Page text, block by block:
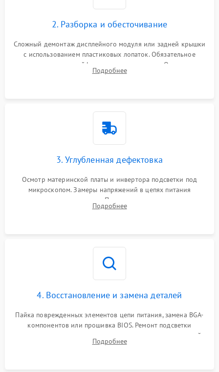
Повреждение внутренних проводов
Механические повреждения
Поломка батареи (если
Неисправность тачпада
1500 ₽ Подробнее →
1000 ₽
Неисправность BIOS 1500 ₽ Подробнее →
2. Разборка и обесточивание
Сложный демонтаж дисплейного модуля или задней крышки
с использованием пластиковых лопаток. Обязательное
отключение шлейфов матрицы и питания. Очистка
массивной системы охлаждения от скопившейся пыли.
Подробнее
3. Углубленная дефектовка
Осмотр материнской платы и инвертора подсветки под
микроскопом. Замеры напряжений в цепях питания
процессора и видеокарты. Проверка состояния жесткого
диска и оперативной памяти с помощью POST-карт и
Подробнее
4. Восстановление и замена деталей
Пайка поврежденных элементов цепи питания, замена BGA-
компонентов или прошивка BIOS. Ремонт подсветки
матрицы, замена неисправного накопителя на скоростной
SSD или установка новых модулей памяти.
Подробнее